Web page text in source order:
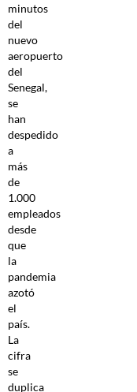
minutos
del
nuevo
aeropuerto
del
Senegal,
se
han
despedido
a
más
de
1.000
empleados
desde
que
la
pandemia
azotó
el
país.
La
cifra
se
duplica